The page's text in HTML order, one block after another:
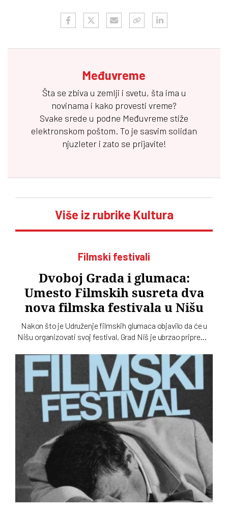
Međuvreme
Šta se zbiva u zemlji i svetu, šta ima u
novinama i kako provesti vreme?
Svake srede u podne Međuvreme stiže
elektronskom poštom. To je sasvim solidan
njuzleter i zato se prijavite!
Više iz rubrike Kultura
Filmski festivali
Dvoboj Grada i glumaca:
Umesto Filmskih susreta dva
nova filmska festivala u Nišu
Nakon što je Udruženje filmskih glumaca objavilo da će u
Nišu organizovati svoj festival, Grad Niš je ubrzao pripreme